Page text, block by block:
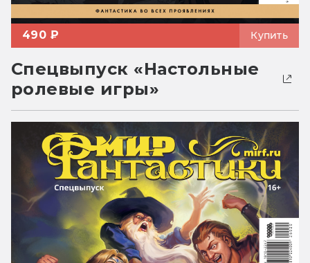
490 ₽ Купить
Спецвыпуск «Настольные
ролевые игры»